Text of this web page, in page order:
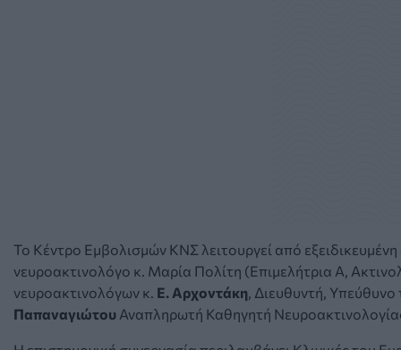
Το Κέντρο Εμβολισμών ΚΝΣ λειτουργεί από
νευροακτινολόγο κ. Μαρία Πολίτη (Επιμελήτρια Ά,
νευροακτινολόγων κ. Ε. Αρχοντάκη , Διευθυντή,
Παπαναγιώτου Αναπληρωτή Καθηγητή